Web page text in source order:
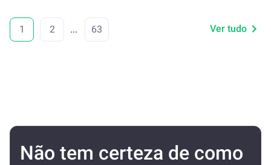
1 2 ... 63 Ver tudo
Não tem certeza de como